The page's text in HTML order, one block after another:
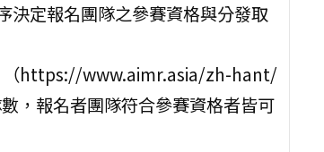
決定報名團隊之參賽資格與分發取
（https://www.aimr.asia/zh-hant/
，報名者團隊符合參賽資格者皆可